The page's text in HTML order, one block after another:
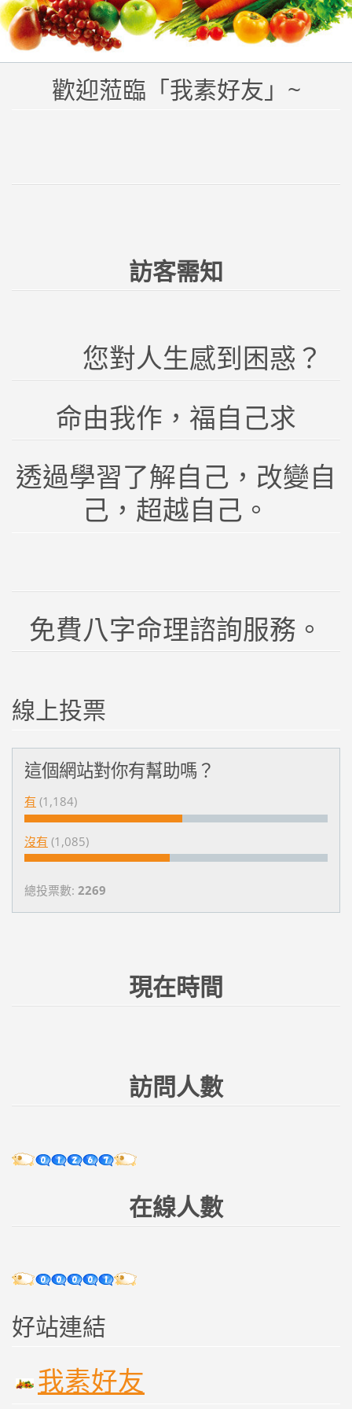
歡迎蒞臨「我素好友」~
訪客需知
您對人生感到困惑？
命由我作，福自己求
透過學習了解自己，改變自
己，超越自己。
免費八字命理諮詢服務。
線上投票
這個網站對你有幫助嗎？
有 (1,184)
沒有 (1,085)
總投票數: 2269
現在時間
訪問人數
在線人數
好站連結
我素好友